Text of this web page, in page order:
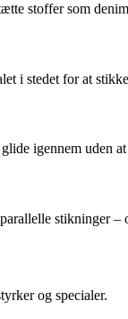
stoffer som
i stedet for at
igennem
stikninger
og specialer.